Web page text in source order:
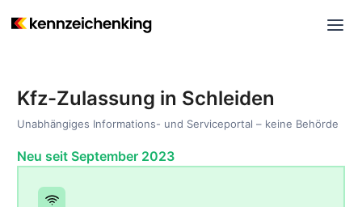
Kfz-Zulassung in Schleiden
Unabhängiges Informations- und Serviceportal – keine Behörde
Neu seit September 2023